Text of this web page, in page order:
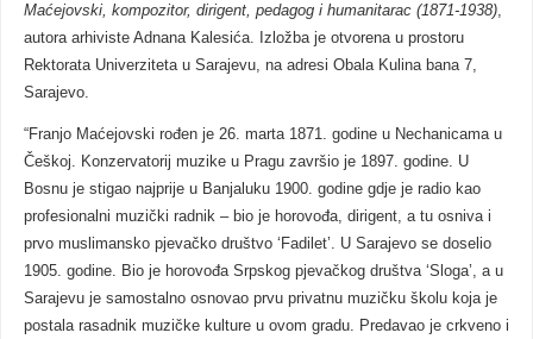
Maćejovski, kompozitor, dirigent, pedagog i humanitarac (1871-1938),
autora arhiviste Adnana Kalesića. Izložba je otvorena u prostoru
Rektorata Univerziteta u Sarajevu, na adresi Obala Kulina bana 7,
Sarajevo.
“Franjo Maćejovski rođen je 26. marta 1871. godine u Nechanicama u
Češkoj. Konzervatorij muzike u Pragu završio je 1897. godine. U
Bosnu je stigao najprije u Banjaluku 1900. godine gdje je radio kao
profesionalni muzički radnik – bio je horovođa, dirigent, a tu osniva i
prvo muslimansko pjevačko društvo ‘Fadilet’. U Sarajevo se doselio
1905. godine. Bio je horovođa Srpskog pjevačkog društva ‘Sloga’, a u
Sarajevu je samostalno osnovao prvu privatnu muzičku školu koja je
postala rasadnik muzičke kulture u ovom gradu. Predavao je crkveno i